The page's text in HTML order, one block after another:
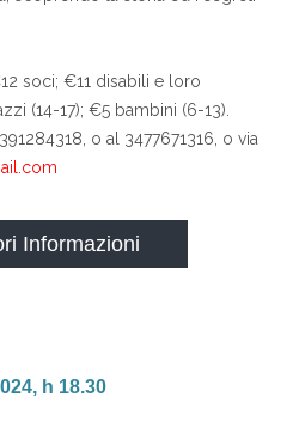
soci; €11 disabili e loro
(14-17); €5 bambini (6-13).
o al 3477671316, o via
Informazioni
h 18.30